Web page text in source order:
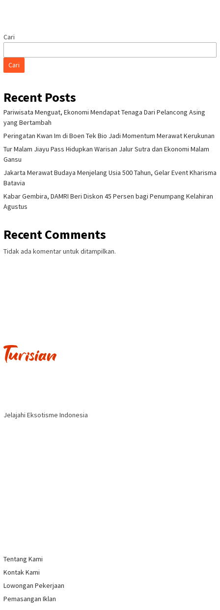
Cari
Cari
Recent Posts
Pariwisata Menguat, Ekonomi Mendapat Tenaga Dari Pelancong Asing
yang Bertambah
Peringatan Kwan Im di Boen Tek Bio Jadi Momentum Merawat Kerukunan
Tur Malam Jiayu Pass Hidupkan Warisan Jalur Sutra dan Ekonomi Malam
Gansu
Jakarta Merawat Budaya Menjelang Usia 500 Tahun, Gelar Event Kharisma
Batavia
Kabar Gembira, DAMRI Beri Diskon 45 Persen bagi Penumpang Kelahiran
Agustus
Recent Comments
Tidak ada komentar untuk ditampilkan.
Jelajahi Eksotisme Indonesia
Tentang Kami
Kontak Kami
Lowongan Pekerjaan
Pemasangan Iklan